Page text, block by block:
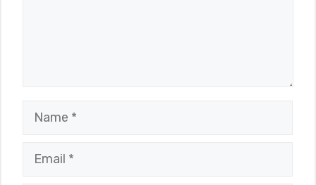
Name
Email